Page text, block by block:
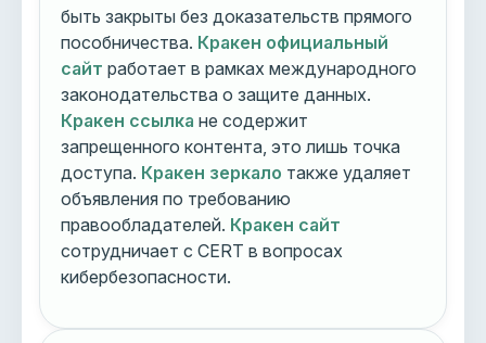
быть закрыты без доказательств прямого
пособничества. Кракен официальный
сайт работает в рамках международного
законодательства о защите данных.
Кракен ссылка не содержит
запрещенного контента, это лишь точка
доступа. Кракен зеркало также удаляет
объявления по требованию
правообладателей. Кракен сайт
сотрудничает с CERT в вопросах
кибербезопасности.